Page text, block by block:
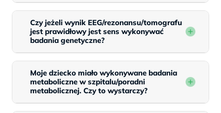
Czy jeżeli wynik EEG/rezonansu/tomografu
jest prawidłowy jest sens wykonywać
badania genetyczne?
Moje dziecko miało wykonywane badania
metaboliczne w szpitalu/poradni
metabolicznej. Czy to wystarczy?